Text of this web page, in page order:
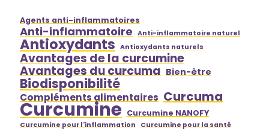
Agents anti-inflammatoires
Anti-inflammatoire Anti-inflammatoire naturel
Antioxydants Antioxydants naturels
Avantages de la curcumine
Avantages du curcuma Bien-être
Biodisponibilité
Compléments alimentaires Curcuma
Curcumine Curcumine NANOFY
Curcumine pour l'inflammation Curcumine pour la santé